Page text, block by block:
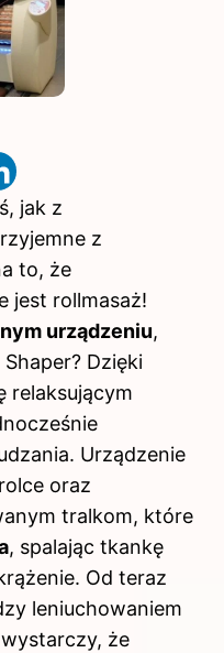
jak z
z
to, że
jest rollmasaż!
urządzeniu,
Dzięki
relaksującym
Urządzenie
oraz
tralkom, które
, spalając tkankę
Od teraz
leniuchowaniem
że